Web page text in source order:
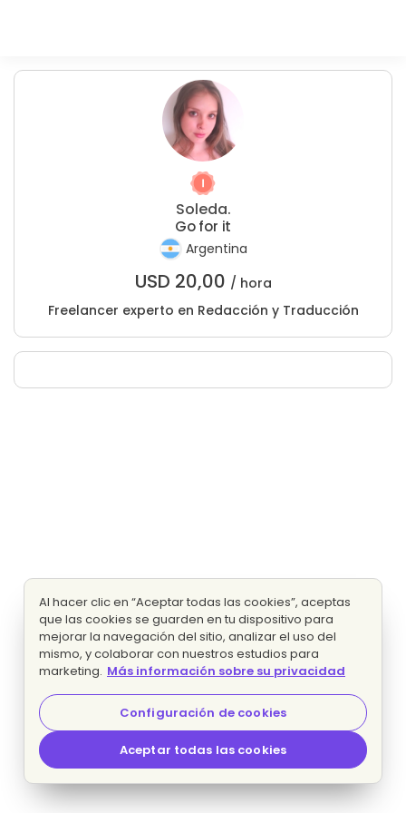
Soleda.
Go for it
Argentina
USD 20,00 / hora
Freelancer experto en Redacción y Traducción
Al hacer clic en “Aceptar todas las cookies”, aceptas
que las cookies se guarden en tu dispositivo para
mejorar la navegación del sitio, analizar el uso del
mismo, y colaborar con nuestros estudios para
marketing. Más información sobre su privacidad
Configuración de cookies
Aceptar todas las cookies